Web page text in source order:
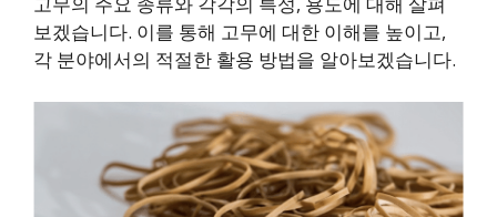
보겠습니다. 이를 통해 고무에 대한 이해를 높이고,
각 분야에서의 적절한 활용 방법을 알아보겠습니다.